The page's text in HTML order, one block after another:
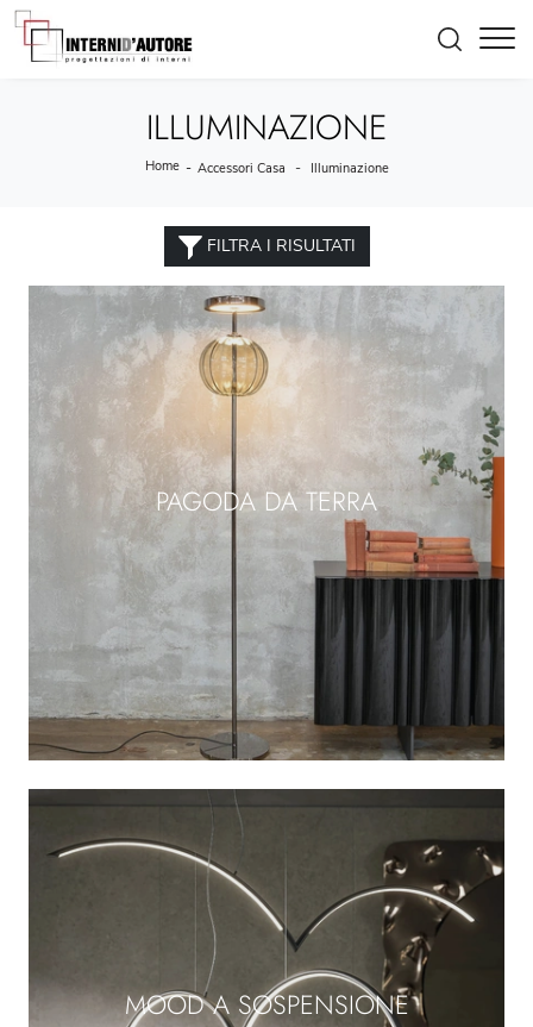
ILLUMINAZIONE
Home - Accessori Casa - Illuminazione
FILTRA I RISULTATI
PAGODA DA TERRA
MOOD A SOSPENSIONE